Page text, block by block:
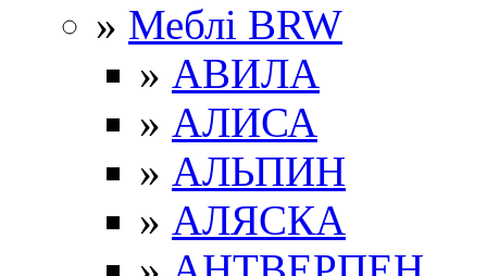
» Меблі BRW
» АВИЛА
» АЛИСА
» АЛЬПИН
» АЛЯСКА